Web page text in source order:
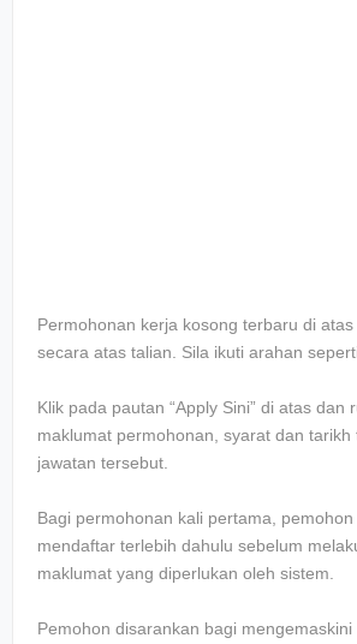
Permohonan kerja kosong terbaru di
secara atas talian. Sila ikuti arahan
Klik pada pautan “Apply Sini” di atas dan
maklumat permohonan, syarat dan
jawatan tersebut.
Bagi permohonan kali pertama, pemohon
mendaftar terlebih dahulu sebelum
maklumat yang diperlukan oleh sistem.
Pemohon disarankan bagi mengemaskini